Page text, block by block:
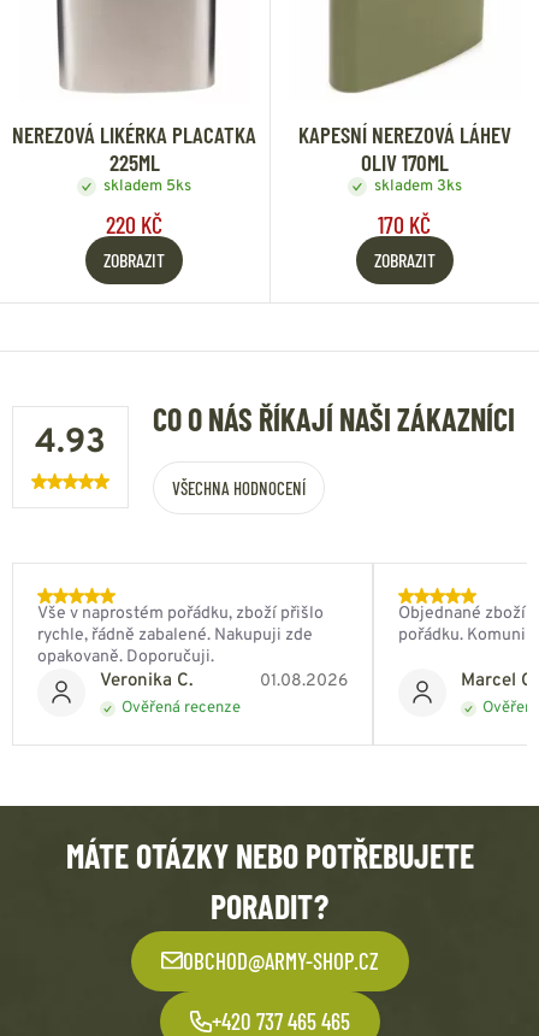
NEREZOVÁ LIKÉRKA PLACATKA
225ML
skladem 5ks
220 KČ
ZOBRAZIT
KAPESNÍ NEREZOVÁ LÁHEV
OLIV 170ML
skladem 3ks
170 KČ
ZOBRAZIT
4.93
CO O NÁS ŘÍKAJÍ NAŠI ZÁKAZNÍCI
VŠECHNA HODNOCENÍ
Veronika C. 01.08.2026
Ověřená recenze
Vše v naprostém pořádku, zboží přišlo
rychle, řádně zabalené. Nakupuji zde
opakovaně. Doporučuji.
Marcel
Objednané zboží
pořádku.
MÁTE OTÁZKY NEBO POTŘEBUJETE
PORADIT?
OBCHOD@ARMY-SHOP.CZ
+420 737 465 465